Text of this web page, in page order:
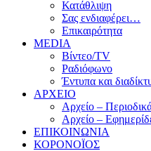
Κατάθλιψη
Σας ενδιαφέρει…
Επικαιρότητα
MEDIA
Βίντεο/TV
Ραδιόφωνο
Έντυπα και
ΑΡΧΕΙΟ
Αρχείο –
Αρχείο –
ΕΠΙΚΟΙΝΩΝΙΑ
ΚΟΡΟΝΟΪΟΣ